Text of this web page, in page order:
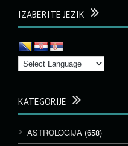
IZABERITE JEZIK
KATEGORIJE
ASTROLOGIJA (658)